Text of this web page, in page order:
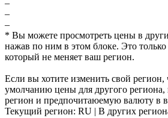
–
–
–
* Вы можете просмотреть цены в
нажав по ним в этом блоке. Это
который не меняет ваш регион.
Если вы хотите изменить свой регион,
умолчанию цены для другого региона,
регион и предпочитаюемую валюту в
Текущий регион: RU | В других